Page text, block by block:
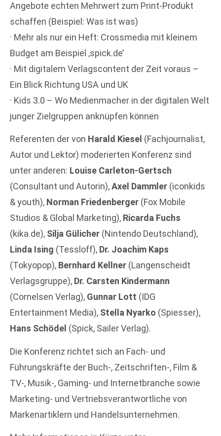
Angebote echten Mehrwert zum Print-Produkt
schaffen (Beispiel: Was ist was)
· Mehr als nur ein Heft: Crossmedia mit kleinem
Budget am Beispiel ‚spick.de’
· Mit digitalem Verlagscontent der Zeit voraus –
Ein Blick Richtung USA und UK
· Kids 3.0 – Wo Medienmacher in der digitalen Welt
junger Zielgruppen anknüpfen können
Referenten der von Harald Kiesel (Fachjournalist,
Autor und Lektor) moderierten Konferenz sind
unter anderen: Louise Carleton-Gertsch
(Consultant und Autorin),Axel Dammler (iconkids
& youth), Norman Friedenberger (Fox Mobile
Studios & Global Marketing), Ricarda Fuchs
(kika.de), Silja Gülicher (Nintendo Deutschland),
Linda Ising (Tessloff), Dr. Joachim Kaps
(Tokyopop), Bernhard Kellner (Langenscheidt
Verlagsgruppe), Dr. Carsten Kindermann
(Cornelsen Verlag), Gunnar Lott (IDG
Entertainment Media), Stella Nyarko (Spiesser),
Hans Schödel (Spick, Sailer Verlag).
Die Konferenz richtet sich an Fach- und
Führungskräfte der Buch-, Zeitschriften-, Film &
TV-, Musik-, Gaming- und Internetbranche sowie
Marketing- und Vertriebsverantwortliche von
Markenartiklern und Handelsunternehmen.